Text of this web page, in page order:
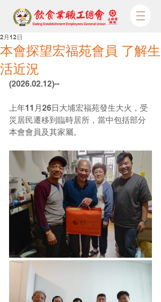
本會探望宏福苑會員 了解生
活近況
2月12日
(2026.02.12)--
上年11月26日大埔宏福苑發生大火，受
災居民遷移到臨時居所，當中包括部分
本會會員及其家屬。